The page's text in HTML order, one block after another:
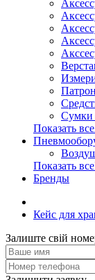
Сумки
Показать
Показать
Бренды
Кейс для
Залиште свій